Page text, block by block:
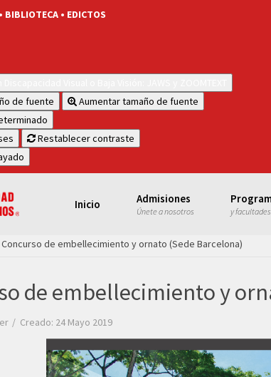
• BIBLIOTECA • EDICTOS
de fuente
Aumentar tamaño de fuente
Restablecer contraste
Inicio Admisiones
Únete a nosotros y facultades
Concurso de embellecimiento y ornato (Sede Barcelona)
de embellecimiento y
Creado: 24 Mayo 2019